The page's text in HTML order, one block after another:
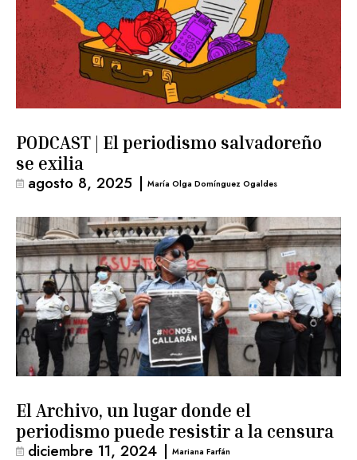
PODCAST | El periodismo salvadoreño
se exilia
agosto 8, 2025 | María Olga Domínguez Ogaldes
El Archivo, un lugar donde el
periodismo puede resistir a la censura
diciembre 11, 2024 | Mariana Farfán